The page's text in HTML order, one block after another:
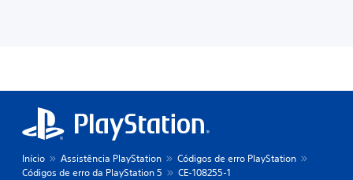
Início Assistência PlayStation
Códigos de erro PlayStation
Códigos de erro da PlayStation 5
CE-108255-1